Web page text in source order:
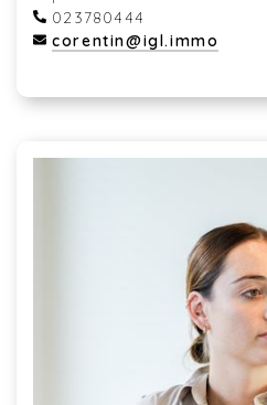
023780444
corentin@igl.immo